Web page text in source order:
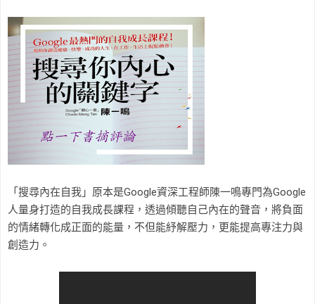
「搜尋內在自我」原本是Google資深工程師陳一鳴專門為Google
人量身打造的自我成長課程，透過傾聽自己內在的聲音，將負面
的情緒轉化成正面的能量，不但能紓解壓力，更能提高專注力與
創造力。